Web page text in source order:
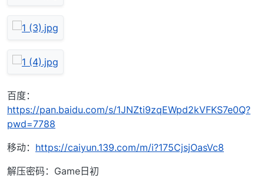
百度：
https://pan.baidu.com/s/1JNZti9zqEWpd2kVFKS7e0Q?
pwd=7788
移动： https://caiyun.139.com/m/i?175CjsjOasVc8
解压密码：Game日初